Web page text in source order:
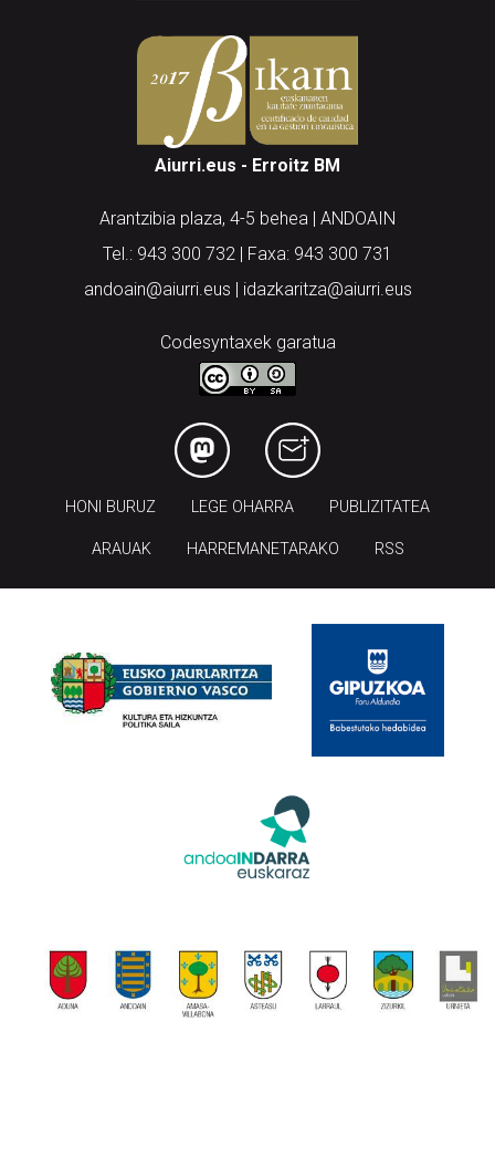
Aiurri.eus - Erroitz BM
Arantzibia plaza, 4-5 behea | ANDOAIN
Tel.: 943 300 732 | Faxa: 943 300 731
andoain@aiurri.eus | idazkaritza@aiurri.eus
Codesyntaxek garatua
HONI BURUZ LEGE OHARRA PUBLIZITATEA
ARAUAK HARREMANETARAKO RSS